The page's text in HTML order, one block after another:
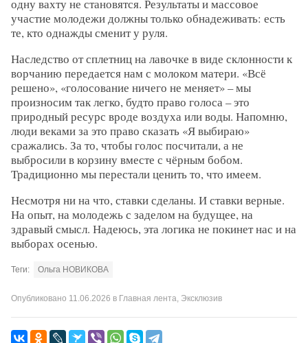
одну вахту не становятся. Результаты и массовое
участие молодежи должны только обнадеживать: есть
те, кто однажды сменит у руля.
Наследство от сплетниц на лавочке в виде склонности к
ворчанию передается нам с молоком матери. «Всё
решено», «голосование ничего не меняет» – мы
произносим так легко, будто право голоса – это
природный ресурс вроде воздуха или воды. Напомню,
люди веками за это право сказать «Я выбираю»
сражались. За то, чтобы голос посчитали, а не
выбросили в корзину вместе с чёрным бобом.
Традиционно мы перестали ценить то, что имеем.
Несмотря ни на что, ставки сделаны. И ставки верные.
На опыт, на молодежь с заделом на будущее, на
здравый смысл. Надеюсь, эта логика не покинет нас и на
выборах осенью.
Теги: Ольга НОВИКОВА
Опубликовано 11.06.2026 в Главная лента, Эксклюзив